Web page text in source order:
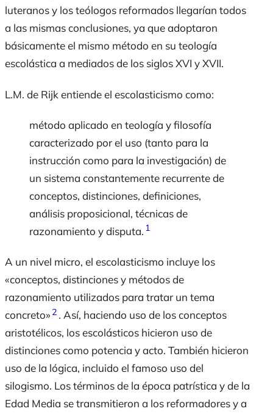
luteranos y los teólogos reformados llegarían todos
a las mismas conclusiones, ya que adoptaron
básicamente el mismo método en su teología
escolástica a mediados de los siglos XVI y XVII.
L.M. de Rijk entiende el escolasticismo como:
método aplicado en teología y filosofía
caracterizado por el uso (tanto para la
instrucción como para la investigación) de
un sistema constantemente recurrente de
conceptos, distinciones, definiciones,
análisis proposicional, técnicas de
razonamiento y disputa. 1
A un nivel micro, el escolasticismo incluye los
«conceptos, distinciones y métodos de
razonamiento utilizados para tratar un tema
concreto» 2 . Así, haciendo uso de los conceptos
aristotélicos, los escolásticos hicieron uso de
distinciones como potencia y acto. También hicieron
uso de la lógica, incluido el famoso uso del
silogismo. Los términos de la época patrística y de la
Edad Media se transmitieron a los reformadores y a